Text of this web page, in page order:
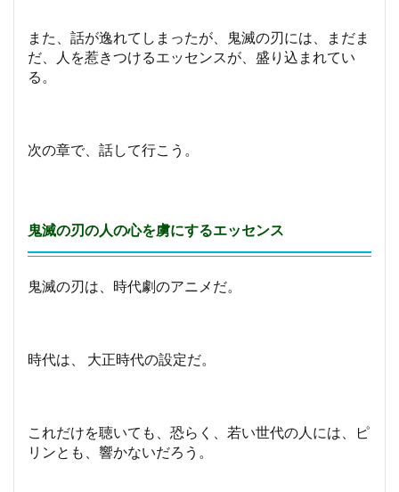
また、話が逸れてしまったが、鬼滅の刃には、まだま
だ、人を惹きつけるエッセンスが、盛り込まれてい
る。
次の章で、話して行こう。
鬼滅の刃の人の心を虜にするエッセンス
鬼滅の刃は、時代劇のアニメだ。
時代は、 大正時代の設定だ。
これだけを聴いても、恐らく、若い世代の人には、ピ
リンとも、響かないだろう。